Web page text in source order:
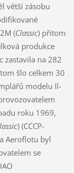
větší zásobu
(Classic) přitom
produkce
zastavila na 282
šlo celkem 30
modelu Il-
roku 1969,
) (CCCP-
Aeroflotu byl
se